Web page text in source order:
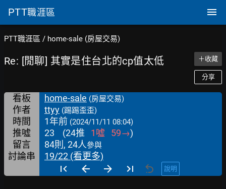
PTT職涯區
PTT職涯區 / home-sale (房屋交易)
Re: [閒聊] 其實是住台北的cp值太低 ＋收藏
分享
看板 home-sale (房屋交易)
作者 ttyy (踢踢歪歪)
時間 1年前 (2024/11/11 08:04)
推噓 23 (24推 1噓 59→)
留言
84則, 24人參與
討論串 19/22 (看更多)
說明